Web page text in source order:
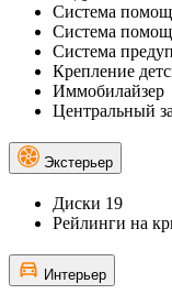
Система
Система
Система
Крепление
Иммобилайзер
Центральный
Экстерьер
Диски 19
Рейлинги на
Интерьер